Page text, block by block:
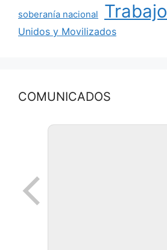
soberanía nacional Trabajo
Unidos y Movilizados
COMUNICADOS